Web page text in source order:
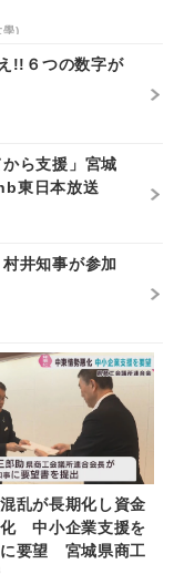
學)
!!６つの数字が
から支援」宮城
東日本放送
井知事が参加
乱が長期化し資金
中小企業支援を
要望 宮城県商工